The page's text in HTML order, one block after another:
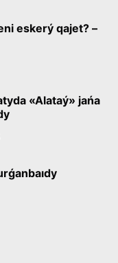
eskerý qajet? –
«Alataý» jańa